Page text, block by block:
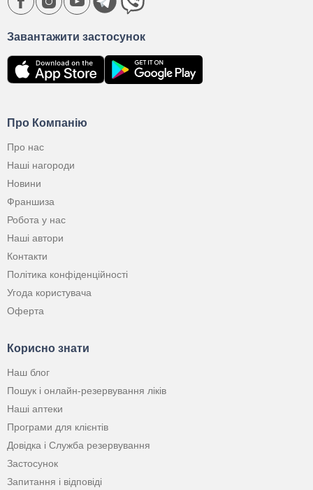
Про Компанію
Про нас
Наші нагороди
Новини
Франшиза
Робота у нас
Наші автори
Контакти
Політика конфіденційності
Угода користувача
Оферта
Корисно знати
Наш блог
Пошук і онлайн-резервування ліків
Наші аптеки
Програми для клієнтів
Довідка і Служба резервування
Застосунок
Запитання і відповіді
Завантажити застосунок